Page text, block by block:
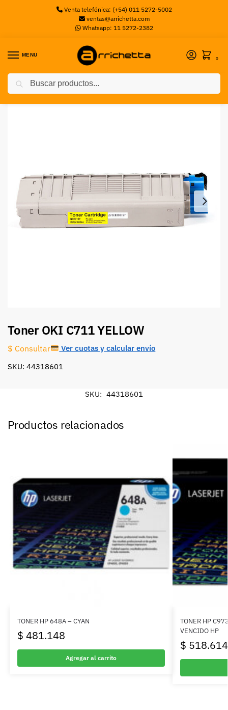
Venta telefónica: (+54) 011 5272-5002
ventas@arrichetta.com
Whatsapp: 11 5272-2382
MENU
0
Inicio Toners Toner OKI C711 YELLOW
Toner OKI C711 YELLOW
$ Consultar Ver cuotas y calcular envío
SKU: 44318601
SKU: 44318601
Productos relacionados
TONER HP 648A – CYAN
$ 481.148
Agregar al carrito
TONER HP
VENCIDO HP
$ 518.614